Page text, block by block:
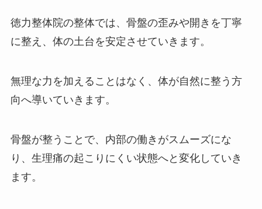
徳力整体院の整体では、骨盤の歪みや開きを丁寧
に整え、体の土台を安定させていきます。
無理な力を加えることはなく、体が自然に整う方
向へ導いていきます。
骨盤が整うことで、内部の働きがスムーズにな
り、生理痛の起こりにくい状態へと変化していき
ます。